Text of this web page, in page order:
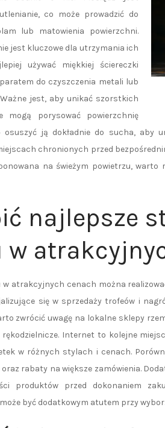
co może prowadzić do
lub matowienia powierzchni.
jest kluczowe dla utrzymania ich
używać miękkiej ściereczki
do czyszczenia metali lub
jest, aby unikać szorstkich
porysować powierzchnię
ją dokładnie do sucha, aby
chronionych przed
na świeżym powietrzu, warto
najlepsze
w
atrakcyjnych cenach można
się w sprzedaży trofeów i
zwrócić uwagę na lokalne sklepy
Internet to kolejne
w różnych stylach i cenach.
rabaty na większe zamówienia.
produktów przed dokonaniem
być dodatkowym atutem przy